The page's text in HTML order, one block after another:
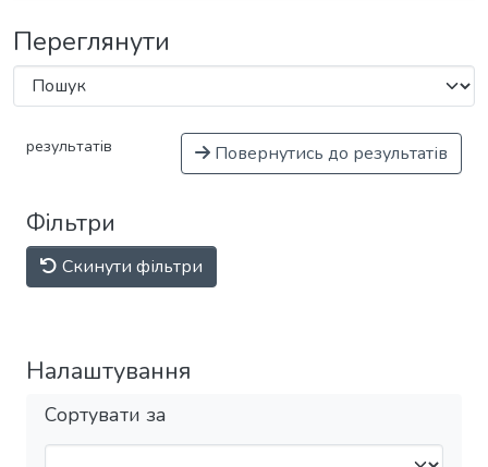
Переглянути
результатів Повернутись до результатів
Фільтри
Скинути фільтри
Налаштування
Сортувати за